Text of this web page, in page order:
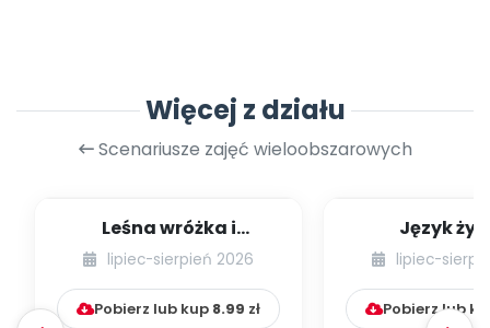
Więcej z działu
Scenariusze zajęć wieloobszarowych
Leśna wróżka i
przyjaciele
lipiec-sierpień 2026
Pobierz lub kup 8.99 zł
Język
lipiec-
Pobierz lub